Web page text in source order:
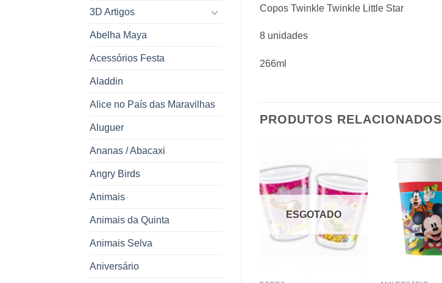
3D Artigos
Abelha Maya
Acessórios Festa
Aladdin
Alice no País das Maravilhas
Aluguer
Ananas / Abacaxi
Angry Birds
Animais
Animais da Quinta
Animais Selva
Aniversário
Copos Twinkle Twinkle Little Star
8 unidades
266ml
PRODUTOS RELACIONADOS
ESGOTADO